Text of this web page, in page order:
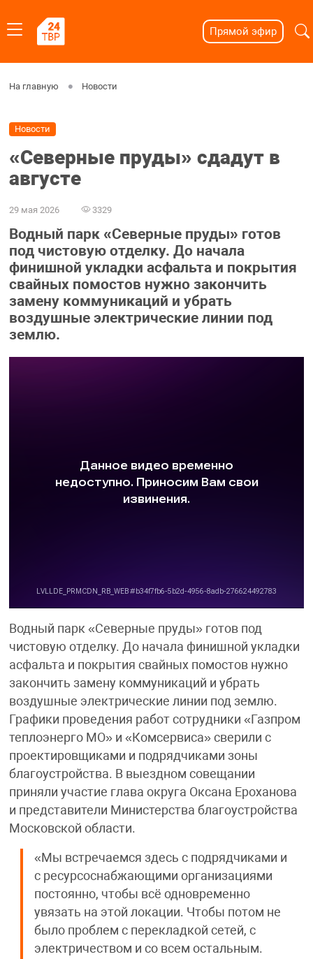
Прямой эфир
На главную Новости
Новости
«Северные пруды» сдадут в
августе
29 мая 2026 3329
Водный парк «Северные пруды» готов
под чистовую отделку. До начала
финишной укладки асфальта и покрытия
свайных помостов нужно закончить
замену коммуникаций и убрать
воздушные электрические линии под
землю.
Водный парк «Северные пруды» готов под
чистовую отделку. До начала финишной укладки
асфальта и покрытия свайных помостов нужно
закончить замену коммуникаций и убрать
воздушные электрические линии под землю.
Графики проведения работ сотрудники «Газпром
теплоэнерго МО» и «Комсервиса» сверили с
проектировщиками и подрядчиками зоны
благоустройства. В выездном совещании
приняли участие глава округа Оксана Ероханова
и представители Министерства благоустройства
Московской области.
«Мы встречаемся здесь с подрядчиками и
с ресурсоснабжающими организациями
постоянно, чтобы всё одновременно
увязать на этой локации. Чтобы потом не
было проблем с перекладкой сетей, с
электричеством и со всем остальным.